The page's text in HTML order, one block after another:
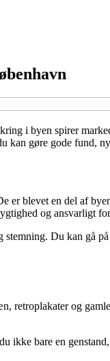
i byen spirer
kan gøre gode fund,
blevet en del af
og ansvarligt
Du kan gå
og
bare en